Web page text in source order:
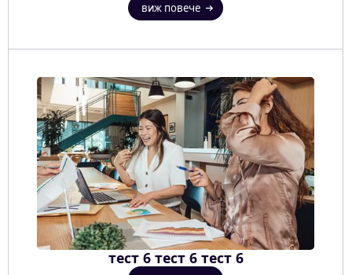
виж повече
тест 6 тест 6 тест 6